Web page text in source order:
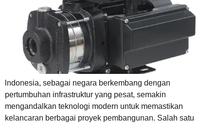
lndonesia, sebagai negara berkembang dengan
pertumbuhan infrastruktur yang pesat, semakin
mengandalkan teknologi modern untuk memastikan
kelancaran berbagai proyek pembangunan. Salah satu